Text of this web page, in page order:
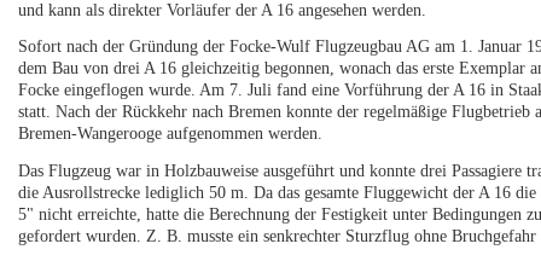
und kann als direkter Vorläufer der A 16 angesehen werden.
Sofort nach der Gründung der Focke-Wulf Flugzeugbau AG am 1. Januar
dem Bau von drei A 16 gleichzeitig begonnen, wonach das erste
Focke eingeflogen wurde. Am 7. Juli fand eine Vorführung der A 16 in
statt. Nach der Rückkehr nach Bremen konnte der regelmäßige
Bremen-Wangerooge aufgenommen werden.
Das Flugzeug war in Holzbauweise ausgeführt und konnte drei Passagiere
die Ausrollstrecke lediglich 50 m. Da das gesamte Fluggewicht der A 16
5" nicht erreichte, hatte die Berechnung der Festigkeit unter Bedingungen
gefordert wurden. Z. B. musste ein senkrechter Sturzflug ohne Bruchgefahr